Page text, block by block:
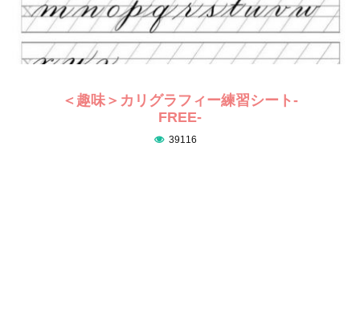
＜趣味＞カリグラフィー練習シート-
FREE-
39116